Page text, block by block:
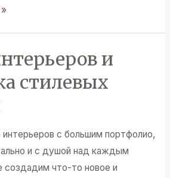
и
стилевых
с большим портфолио,
и с душой над каждым
создадим что-то новое и